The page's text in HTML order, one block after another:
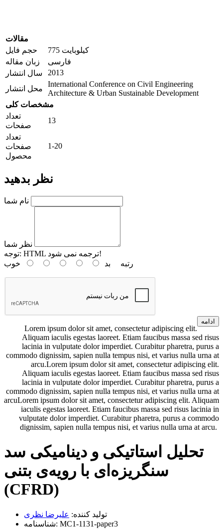
مقالات
حجم فایل
775 کیلوبایت
زبان مقاله
فارسی
سال انتشار
2013
محل انتشار
International Conference on Civil Engineering
Architecture & Urban Sustainable Development
مشخصات کلی
تعداد
صفحات
13
تعداد
صفحات
محصول
1-20
نظر بدهید
نام شما
نظر شما
توجه:
HTML ترجمه نمی شود!
رتبه بد خوب
ادامه
Lorem ipsum dolor sit amet, consectetur adipiscing elit.
Aliquam iaculis egestas laoreet. Etiam faucibus massa sed risus
lacinia in vulputate dolor imperdiet. Curabitur pharetra, purus a
commodo dignissim, sapien nulla tempus nisi, et varius nulla urna at
arcu.Lorem ipsum dolor sit amet, consectetur adipiscing elit.
Aliquam iaculis egestas laoreet. Etiam faucibus massa sed risus
lacinia in vulputate dolor imperdiet. Curabitur pharetra, purus a
commodo dignissim, sapien nulla tempus nisi, et varius nulla urna at
arcuLorem ipsum dolor sit amet, consectetur adipiscing elit. Aliquam
iaculis egestas laoreet. Etiam faucibus massa sed risus lacinia in
vulputate dolor imperdiet. Curabitur pharetra, purus a commodo
dignissim, sapien nulla tempus nisi, et varius nulla urna at arcu.
تحلیل استاتیکی و دینامیکی سد
سنگریزه‌ای با رویه‌ی بتنی
(CFRD)
تولید کننده: علیرضا نظری
شناسنامه: MC1-1131-paper3